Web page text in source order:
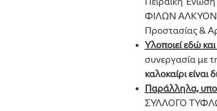
ΦΙΛΩΝ
Προστασίας &
Υλοποιεί εδώ
συνεργασία με
καλοκαίρι είναι
Παράλληλα,
ΣΥΛΛΟΓΟ